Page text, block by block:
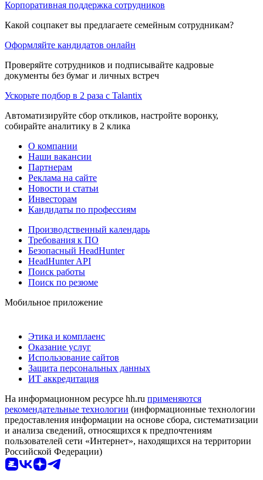
Корпоративная поддержка сотрудников
Какой соцпакет вы предлагаете семейным сотрудникам?
Оформляйте кандидатов онлайн
Проверяйте сотрудников и подписывайте кадровые
документы без бумаг и личных встреч
Ускорьте подбор в 2 раза с Talantix
Автоматизируйте сбор откликов, настройте воронку,
собирайте аналитику в 2 клика
О компании
Наши вакансии
Партнерам
Реклама на сайте
Новости и статьи
Инвесторам
Кандидаты по профессиям
Производственный календарь
Требования к ПО
Безопасный HeadHunter
HeadHunter API
Поиск работы
Поиск по резюме
Мобильное приложение
Этика и комплаенс
Оказание услуг
Использование сайтов
Защита персональных данных
ИТ аккредитация
На информационном ресурсе hh.ru применяются
рекомендательные технологии (информационные технологии
предоставления информации на основе сбора, систематизации
и анализа сведений, относящихся к предпочтениям
пользователей сети «Интернет», находящихся на территории
Российской Федерации)